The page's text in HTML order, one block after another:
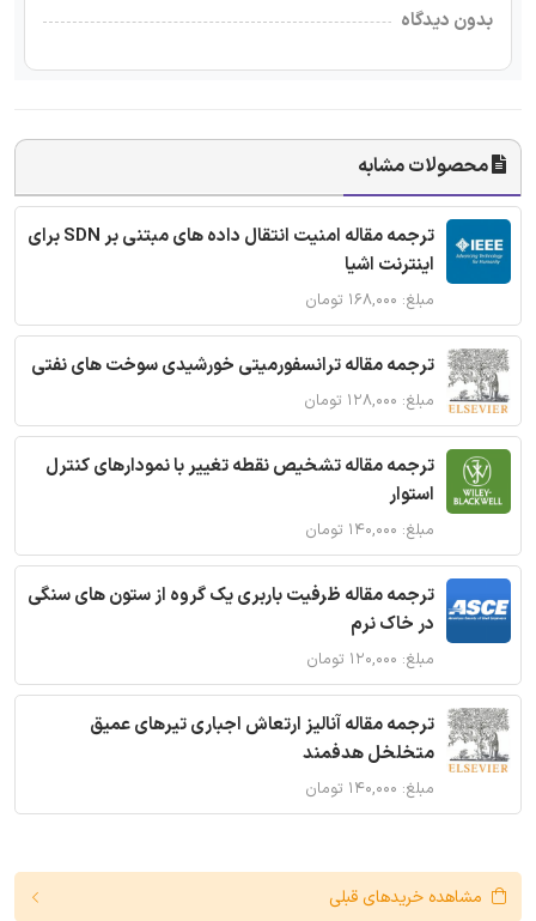
بدون دیدگاه
محصولات مشابه
ترجمه مقاله امنیت انتقال داده های مبتنی بر SDN برای
اینترنت اشیا
مبلغ: ۱۶۸,۰۰۰ تومان
ترجمه مقاله ترانسفورمیتی خورشیدی سوخت های نفتی
مبلغ: ۱۲۸,۰۰۰ تومان
ترجمه مقاله تشخیص نقطه تغییر با نمودارهای کنترل
استوار
مبلغ: ۱۴۰,۰۰۰ تومان
ترجمه مقاله ظرفیت باربری یک گروه از ستون های سنگی
در خاک نرم
مبلغ: ۱۲۰,۰۰۰ تومان
ترجمه مقاله آنالیز ارتعاش اجباری تیرهای عمیق
متخلخل هدفمند
مبلغ: ۱۴۰,۰۰۰ تومان
مشاهده خریدهای قبلی